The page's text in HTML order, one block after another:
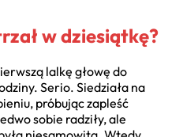
w dziesiątkę?
lalkę głowę do
Serio. Siedziała na
próbując zapleść
sobie radziły, ale